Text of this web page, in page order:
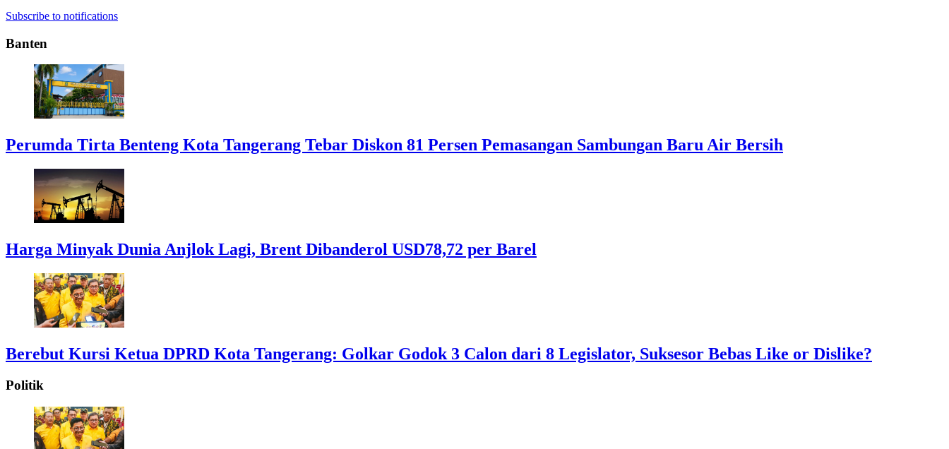
Subscribe to notifications
Banten
Perumda Tirta Benteng Kota Tangerang Tebar Diskon 81 Persen Pemasangan Sambungan Baru Air Bersih
Harga Minyak Dunia Anjlok Lagi, Brent Dibanderol USD78,72 per Barel
Berebut Kursi Ketua DPRD Kota Tangerang: Golkar Godok 3 Calon dari 8 Legislator, Suksesor Bebas Like or Dislike?
Politik